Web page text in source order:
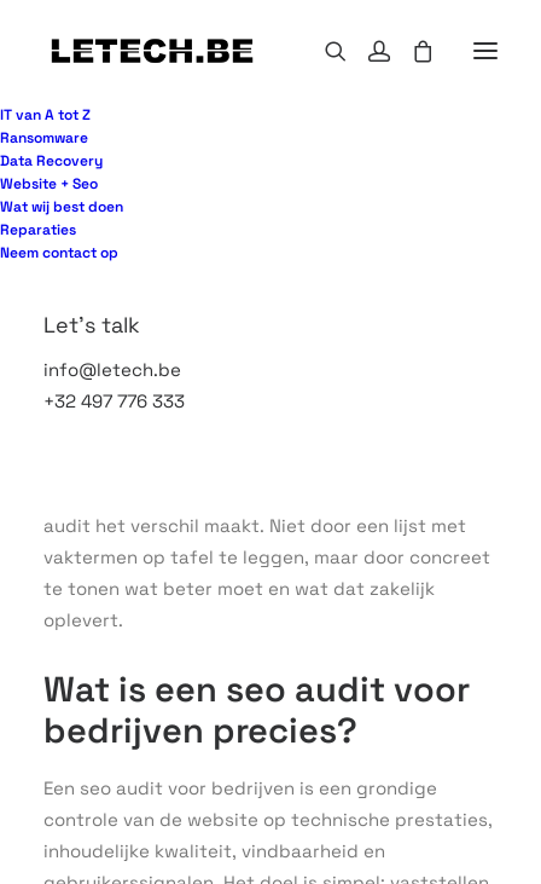
IT van A tot Z
Ransomware
Data Recovery
Website + Seo
Wat wij best doen
Reparaties
Neem contact op
Let's talk
info@letech.be
+32 497 776 333
Een website die er goed uitziet, kan in de praktijk
toch leads mislopen. Dat gebeurt vaker dan
bedrijven denken. Een seo audit voor bedrijven
waarom pagina’s niet ranken en welke technische
Voor veel organisaties voelt SEO vaag of
audit het verschil maakt. Niet door een lijst met
vaktermen op tafel te leggen, maar door concreet
te tonen wat beter moet en wat dat zakelijk
oplevert.
Wat is een seo audit voor
bedrijven precies?
Een seo audit voor bedrijven is een grondige
controle van de website op technische prestaties,
inhoudelijke kwaliteit, vindbaarheid en